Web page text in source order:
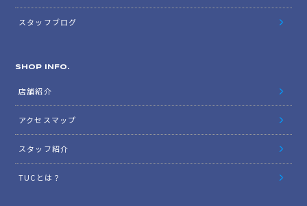
スタッフブログ
SHOP INFO.
店舗紹介
アクセスマップ
スタッフ紹介
TUCとは？